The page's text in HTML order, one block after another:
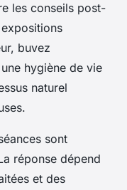
les conseils post-
buvez
hygiène de vie
naturel
sont
réponse dépend
et des